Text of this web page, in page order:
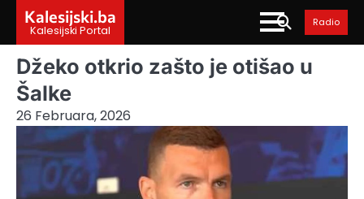
content
Kalesijski.ba
Kalesijski Portal
Radio
Džeko otkrio zašto je otišao u
Šalke
26 Februara, 2026